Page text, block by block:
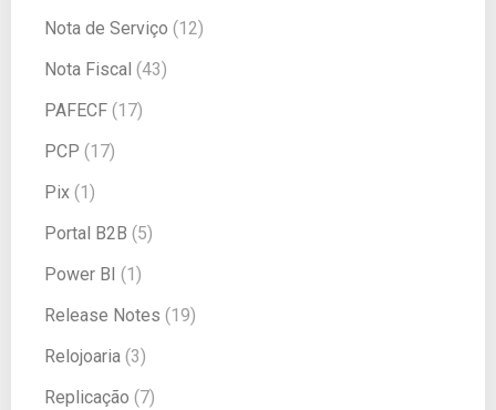
Nota de Serviço (12)
Nota Fiscal (43)
PAFECF (17)
PCP (17)
Pix (1)
Portal B2B (5)
Power BI (1)
Release Notes (19)
Relojoaria (3)
Replicação (7)